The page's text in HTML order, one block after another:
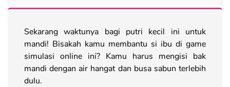
Sekarang waktunya bagi putri kecil ini untuk
mandi! Bisakah kamu membantu si ibu di game
simulasi online ini? Kamu harus mengisi bak
mandi dengan air hangat dan busa sabun terlebih
dulu.